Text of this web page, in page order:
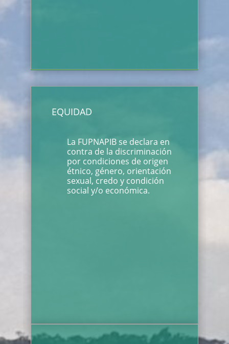
EQUIDAD
La FUPNAPIB se declara en
contra de la discriminación
por condiciones de origen
étnico, género, orientación
sexual, credo y condición
social y/o económica.